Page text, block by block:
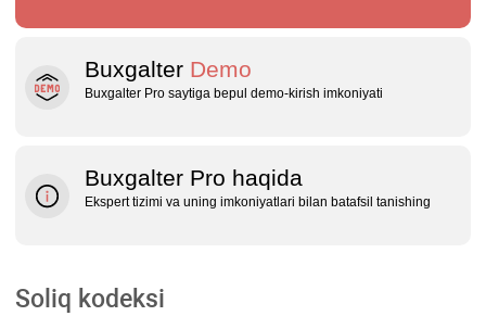
Buxgalter Demo
Buxgalter Pro saytiga bepul demo‑kirish imkoniyati
Buxgalter Pro haqida
Ekspert tizimi va uning imkoniyatlari bilan batafsil tanishing
Soliq kodeksi